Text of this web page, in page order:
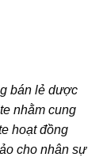
bán lẻ dược
nhằm cung
hoạt đồng
cho nhân sự